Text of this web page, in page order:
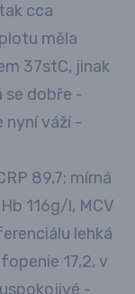
cca
měla
37stC, jinak
se dobře -
nyní váží -
89,7; mírná
116g/l, MCV
lehká
17,2, v
-